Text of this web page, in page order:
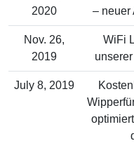
2020
– neuer
Nov. 26,
2019
WiFi
July 8, 2019